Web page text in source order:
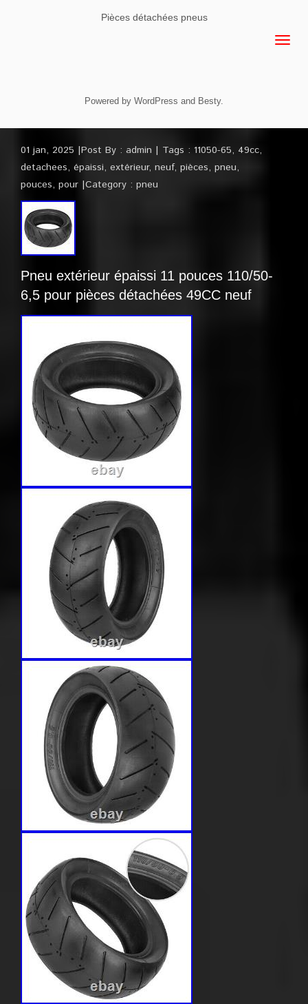
Pièces détachées pneus
Powered by WordPress and Besty.
01 jan, 2025 Post By : admin Tags : 11050-65, 49cc,
detachees, épaissi, extérieur, neuf, pièces, pneu,
pouces, pour Category : pneu
Pneu extérieur épaissi 11 pouces 110/50-
6,5 pour pièces détachées 49CC neuf